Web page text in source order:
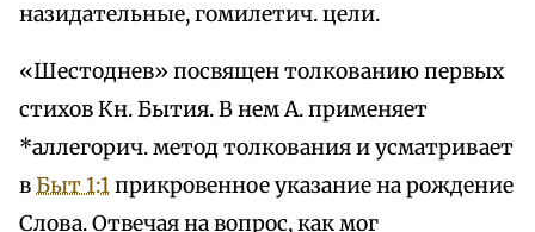
назидательные, гомилетич. цели.
«Шестоднев» посвящен толкованию первых
стихов Кн. Бытия. В нем А. применяет
*аллегорич. метод толкования и усматривает
вБыт 1:1прикровенное указание на рождение
Слова. Отвечая на вопрос, как мог